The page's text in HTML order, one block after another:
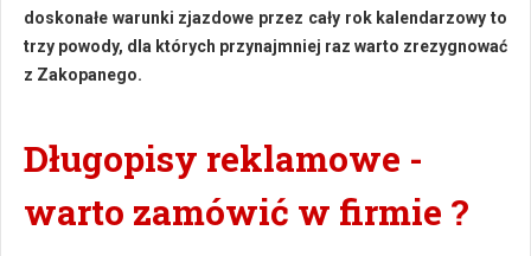
doskonałe warunki zjazdowe przez cały rok kalendarzowy to
trzy powody, dla których przynajmniej raz warto zrezygnować
z Zakopanego.
Długopisy reklamowe -
warto zamówić w firmie ?